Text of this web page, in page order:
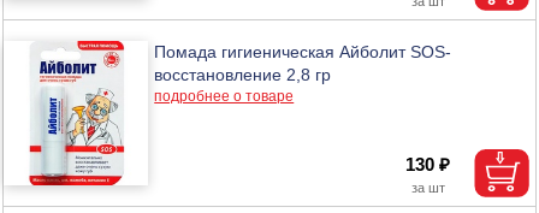
Помада гигиеническая Айболит SOS-
восстановление 2,8 гр
подробнее о товаре
130 ₽